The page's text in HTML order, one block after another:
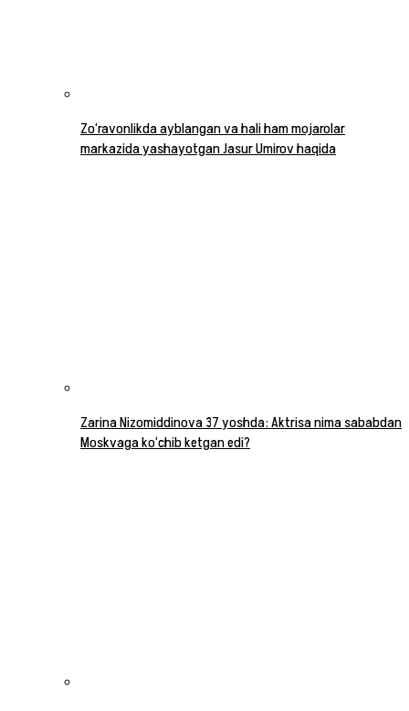
Zo‘ravonlikda ayblangan va hali ham mojarolar
markazida yashayotgan Jasur Umirov haqida
Zarina Nizomiddinova 37 yoshda: Aktrisa nima sababdan
Moskvaga ko‘chib ketgan edi?